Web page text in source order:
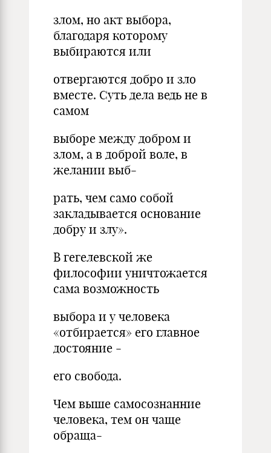
злом, но акт выбора,
благодаря которому
выбираются или
отвергаются добро и зло
вместе. Суть дела ведь не в
самом
выборе между добром и
злом, а в доброй воле, в
желании выб-
рать, чем само собой
закладывается основание
добру и злу».
В гегелевской же
философии уничтожается
сама возможность
выбора и у человека
«отбирается» его главное
достояние -
его свобода.
Чем выше самосознанние
человека, тем он чаще
обраща-